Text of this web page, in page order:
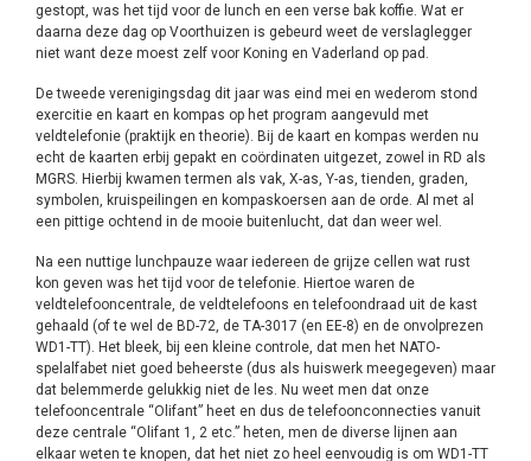
gestopt, was het tijd voor de lunch en een verse bak koffie. Wat er
daarna deze dag op Voorthuizen is gebeurd weet de verslaglegger
niet want deze moest zelf voor Koning en Vaderland op pad.
De tweede verenigingsdag dit jaar was eind mei en wederom stond
exercitie en kaart en kompas op het program aangevuld met
veldtelefonie (praktijk en theorie). Bij de kaart en kompas werden nu
echt de kaarten erbij gepakt en coördinaten uitgezet, zowel in RD als
MGRS. Hierbij kwamen termen als vak, X-as, Y-as, tienden, graden,
symbolen, kruispeilingen en kompaskoersen aan de orde. Al met al
een pittige ochtend in de mooie buitenlucht, dat dan weer wel.
Na een nuttige lunchpauze waar iedereen de grijze cellen wat rust
kon geven was het tijd voor de telefonie. Hiertoe waren de
veldtelefooncentrale, de veldtelefoons en telefoondraad uit de kast
gehaald (of te wel de BD-72, de TA-3017 (en EE-8) en de onvolprezen
WD1-TT). Het bleek, bij een kleine controle, dat men het NATO-
spelalfabet niet goed beheerste (dus als huiswerk meegegeven) maar
dat belemmerde gelukkig niet de les. Nu weet men dat onze
telefooncentrale “Olifant” heet en dus de telefoonconnecties vanuit
deze centrale “Olifant 1, 2 etc.” heten, men de diverse lijnen aan
elkaar weten te knopen, dat het niet zo heel eenvoudig is om WD1-TT